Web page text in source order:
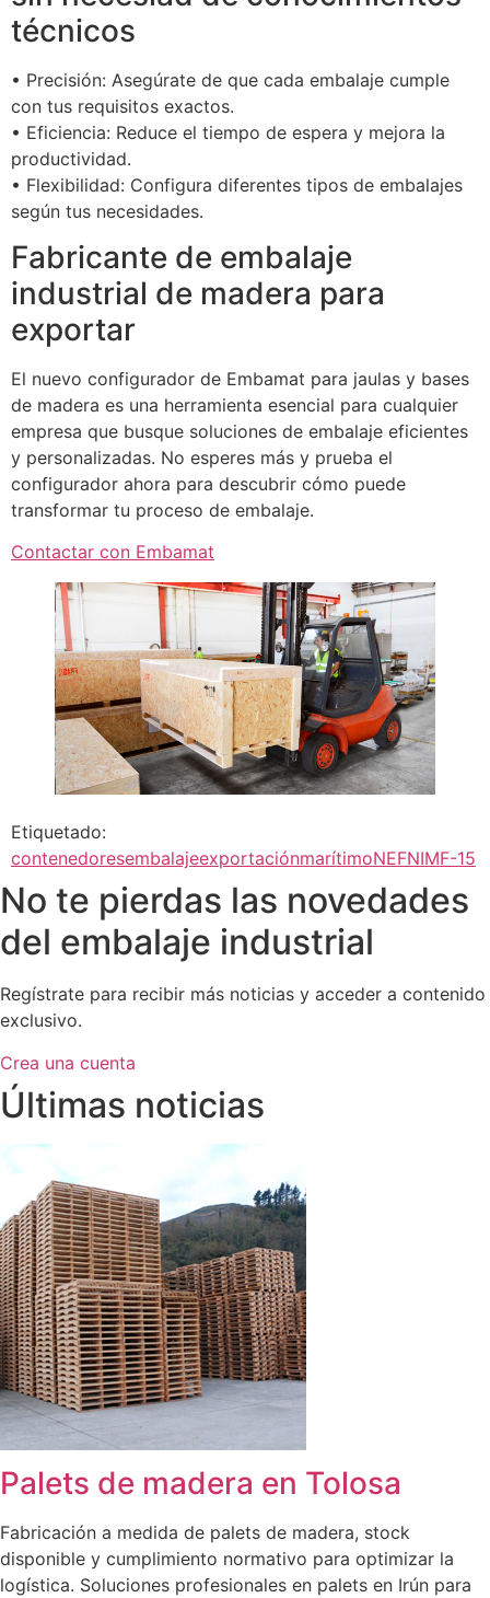
técnicos
• Precisión: Asegúrate de que cada embalaje cumple
con tus requisitos exactos.
• Eficiencia: Reduce el tiempo de espera y mejora la
productividad.
• Flexibilidad: Configura diferentes tipos de embalajes
según tus necesidades.
Fabricante de embalaje
industrial de madera para
exportar
El nuevo configurador de Embamat para jaulas y bases
de madera es una herramienta esencial para cualquier
empresa que busque soluciones de embalaje eficientes
y personalizadas. No esperes más y prueba el
configurador ahora para descubrir cómo puede
transformar tu proceso de embalaje.
Contactar con Embamat
Etiquetado:
contenedoresembalajeexportaciónmarítimoNEFNIMF-15
No te pierdas las novedades
del embalaje industrial
Regístrate para recibir más noticias y acceder a contenido
exclusivo.
Crea una cuenta
Últimas noticias
Palets de madera en Tolosa
Fabricación a medida de palets de madera, stock
disponible y cumplimiento normativo para optimizar la
logística. Soluciones profesionales en palets en Irún para